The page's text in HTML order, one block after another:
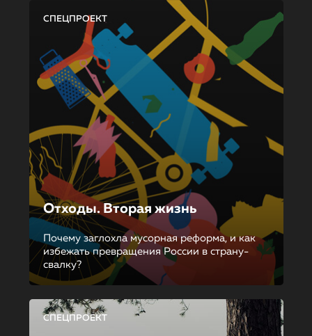
СПЕЦПРОЕКТ
Отходы. Вторая жизнь
Почему заглохла мусорная реформа, и как
избежать превращения России в страну-
свалку?
СПЕЦПРОЕКТ